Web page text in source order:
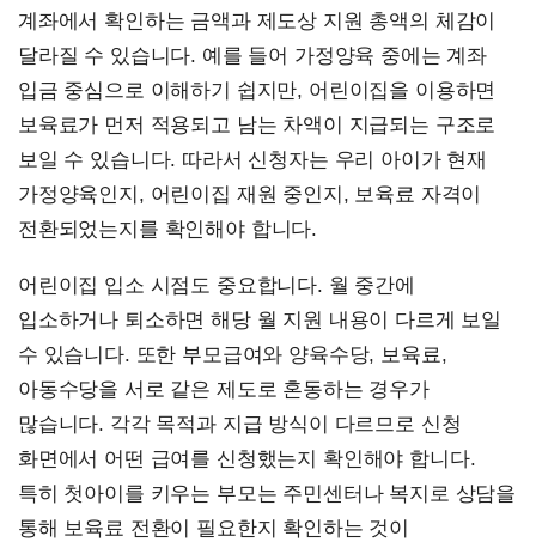
계좌에서 확인하는 금액과 제도상 지원 총액의 체감이
달라질 수 있습니다. 예를 들어 가정양육 중에는 계좌
입금 중심으로 이해하기 쉽지만, 어린이집을 이용하면
보육료가 먼저 적용되고 남는 차액이 지급되는 구조로
보일 수 있습니다. 따라서 신청자는 우리 아이가 현재
가정양육인지, 어린이집 재원 중인지, 보육료 자격이
전환되었는지를 확인해야 합니다.
어린이집 입소 시점도 중요합니다. 월 중간에
입소하거나 퇴소하면 해당 월 지원 내용이 다르게 보일
수 있습니다. 또한 부모급여와 양육수당, 보육료,
아동수당을 서로 같은 제도로 혼동하는 경우가
많습니다. 각각 목적과 지급 방식이 다르므로 신청
화면에서 어떤 급여를 신청했는지 확인해야 합니다.
특히 첫아이를 키우는 부모는 주민센터나 복지로 상담을
통해 보육료 전환이 필요한지 확인하는 것이